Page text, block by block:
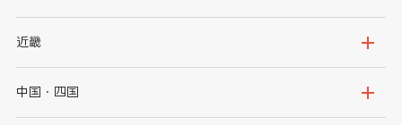
秋田県
群馬県
千葉県
新潟県
石川県
近畿
大阪府
中国・四国